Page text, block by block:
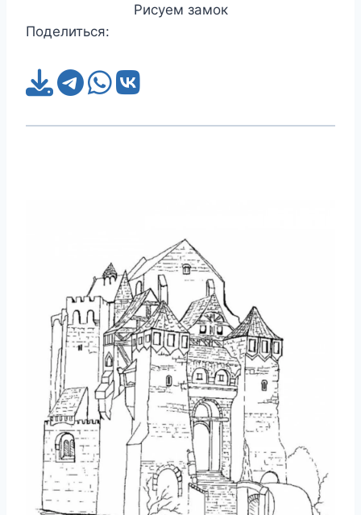
Рисуем замок
Поделиться: